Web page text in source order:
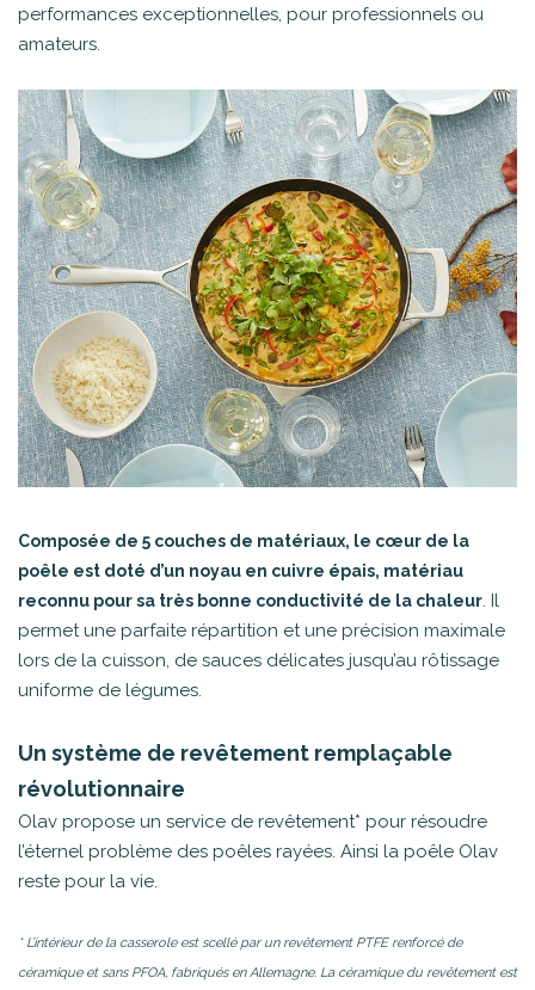
performances exceptionnelles, pour professionnels ou
amateurs.
Composée de 5 couches de matériaux, le cœur de la
poêle est doté d’un noyau en cuivre épais, matériau
reconnu pour sa très bonne conductivité de la chaleur. Il
permet une parfaite répartition et une précision maximale
lors de la cuisson, de sauces délicates jusqu’au rôtissage
uniforme de légumes.
Un système de revêtement remplaçable
révolutionnaire
Olav propose un service de revêtement* pour résoudre
l’éternel problème des poêles rayées. Ainsi la poêle Olav
reste pour la vie.
* L’intérieur de la casserole est scellé par un revêtement PTFE renforcé de
céramique et sans PFOA, fabriqués en Allemagne. La céramique du revêtement est